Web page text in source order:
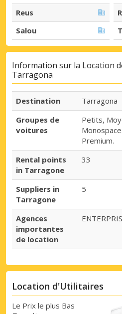
Reus
Salou
Information sur la Location
Tarragona
Destination
Tarragona
Groupes de
voitures
Petits,
Premium.
Rental points
in Tarragone
33
Suppliers in
Tarragone
5
Agences
importantes
de location
Location d'Utilitaires
Le Prix le plus Bas